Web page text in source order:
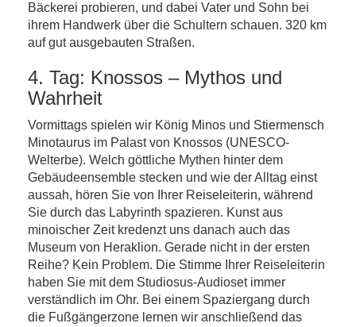
Bäckerei probieren, und dabei Vater und Sohn bei
ihrem Handwerk über die Schultern schauen. 320 km
auf gut ausgebauten Straßen.
4. Tag: Knossos – Mythos und
Wahrheit
Vormittags spielen wir König Minos und Stiermensch
Minotaurus im Palast von Knossos (UNESCO-
Welterbe). Welch göttliche Mythen hinter dem
Gebäudeensemble stecken und wie der Alltag einst
aussah, hören Sie von Ihrer Reiseleiterin, während
Sie durch das Labyrinth spazieren. Kunst aus
minoischer Zeit kredenzt uns danach auch das
Museum von Heraklion. Gerade nicht in der ersten
Reihe? Kein Problem. Die Stimme Ihrer Reiseleiterin
haben Sie mit dem Studiosus-Audioset immer
verständlich im Ohr. Bei einem Spaziergang durch
die Fußgängerzone lernen wir anschließend das